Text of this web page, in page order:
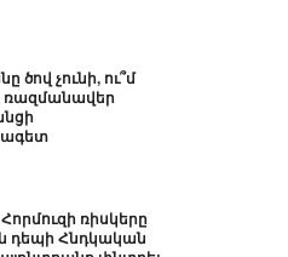
ծով չունի, ու՞մ
ռազմանավեր
ռիսկերը
դեպի Հնդկական